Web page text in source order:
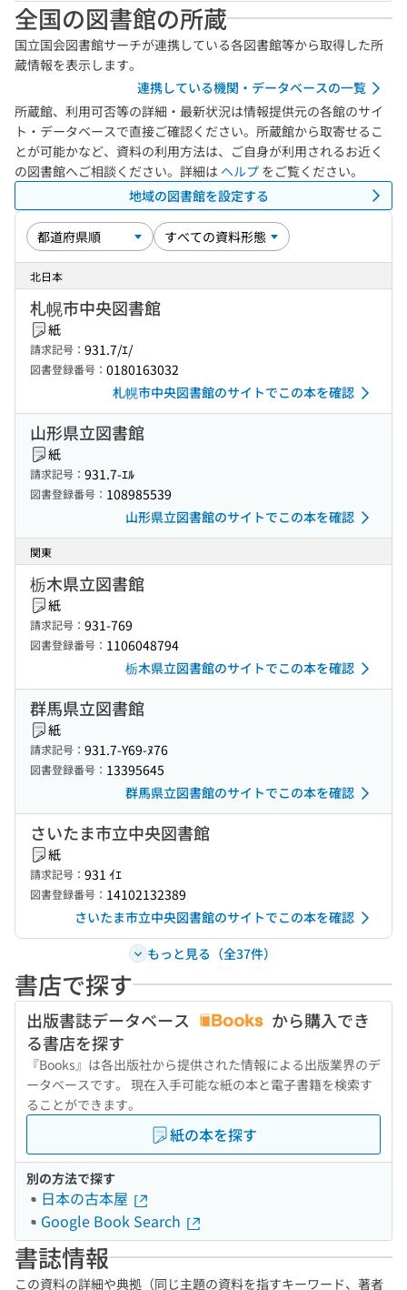
全国の図書館の所蔵
国立国会図書館サーチが連携している各図書館等から取得した所
蔵情報を表示します。
連携している機関・データベースの一覧
所蔵館、利用可否等の詳細・最新状況は情報提供元の各館のサイ
ト・データベースで直接ご確認ください。所蔵館から取寄せるこ
とが可能かなど、資料の利用方法は、ご自身が利用されるお近く
の図書館へご相談ください。詳細は ヘルプ をご覧ください。
地域の図書館を設定する
北日本
札幌市中央図書館
紙
請求記号： 931.7/ｴ/
図書登録番号： 0180163032
札幌市中央図書館のサイトでこの本を確認
山形県立図書館
紙
請求記号： 931.7-ｴﾙ
図書登録番号： 108985539
山形県立図書館のサイトでこの本を確認
関東
栃木県立図書館
紙
請求記号： 931-769
図書登録番号： 1106048794
栃木県立図書館のサイトでこの本を確認
群馬県立図書館
紙
請求記号： 931.7-Y69-ﾇ76
図書登録番号： 13395645
群馬県立図書館のサイトでこの本を確認
さいたま市立中央図書館
紙
請求記号： 931 ｲｴ
図書登録番号： 14102132389
さいたま市立中央図書館のサイトでこの本を確認
もっと見る（全37件）
書店で探す
出版書誌データベース
から購入でき
る書店を探す
『Books』は各出版社から提供された情報による出版業界のデ
ータベースです。 現在入手可能な紙の本と電子書籍を検索す
ることができます。
紙の本を探す
別の方法で探す
日本の古本屋
Google Book Search
書誌情報
この資料の詳細や典拠（同じ主題の資料を指すキーワード、著者